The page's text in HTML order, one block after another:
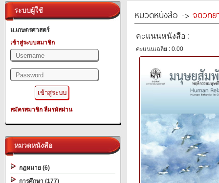
ระบบผู้ใช้
ม.เกษตรศาสตร์
เข้าสู่ระบบสมาชิก
สมัครสมาชิก ลืมรหัสผ่าน
หมวดหนังสือ
กฎหมาย (6)
การศึกษา (177)
หมวดหนังสือ -> จิตวิทย
คะแนนหนังสือ :
คะแนนเฉลี่ย : 0.00